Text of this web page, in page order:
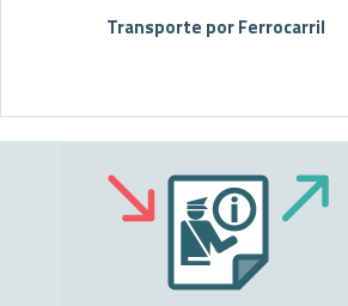
Transporte por Ferrocarril